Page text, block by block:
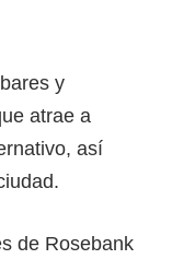
y
atrae a
así
de Rosebank